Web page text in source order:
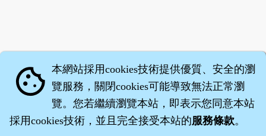
cookie 本網站採用cookies技術提供優質、安全的瀏
覽服務，關閉cookies可能導致無法正常瀏
覽。您若繼續瀏覽本站，即表示您同意本站
採用cookies技術，並且完全接受本站的服務條款。